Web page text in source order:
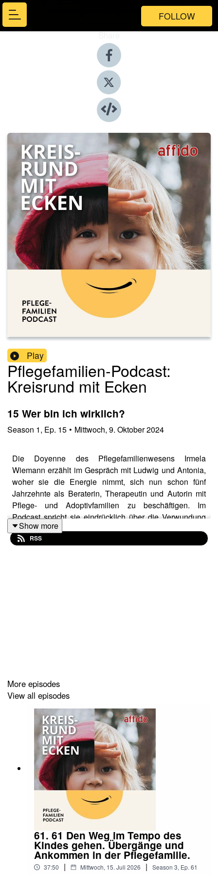
FOLLOW
Share
Play
Pflegefamilien-Podcast:
Kreisrund mit Ecken
15 Wer bin ich wirklich?
Season 1, Ep. 15 • Mittwoch, 9. Oktober 2024
Die Doyenne des Pflegefamilienwesens Irmela
Wiemann erzählt im Gespräch mit Ludwig und Antonia,
woher sie die Energie nimmt, sich nun schon fünf
Jahrzehnte als Beraterin, Therapeutin und Autorin mit
Pflege- und Adoptivfamilien zu beschäftigen. Im
Podcast spricht sie eindrücklich über die Verwundung
angenommener Kinder, nicht mehr zu ihrer
Herkunftsfamilie zu gehören. Sie erklärt, warum Pflege-
Die Website von Irmela Wiemann
https://www.irmelawiemann.de/
Hier finden sich diverse Fachartikel der Autorin und
einen aktuellen Seminarkalender
Identitätsentwicklung von Pflege- und Adoptivkindern
Video-Fachvortrag von Irmela Wiemann auf Einladung
des Fachbereichs Pflegefamilien, St. Elisabeth-Verein in
Show more
RSS
More episodes
View all episodes
61. 61 Den Weg im Tempo des
Kindes gehen. Übergänge und
Ankommen in der Pflegefamilie.
37:50 | Mittwoch, 15. Juli 2026 | Season 3, Ep. 61